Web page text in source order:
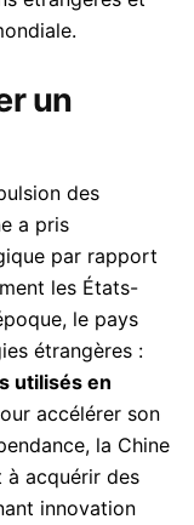
un
des
a pris
par rapport
les États-
le pays
étrangères :
utilisés en
accélérer son
la Chine
à acquérir des
innovation